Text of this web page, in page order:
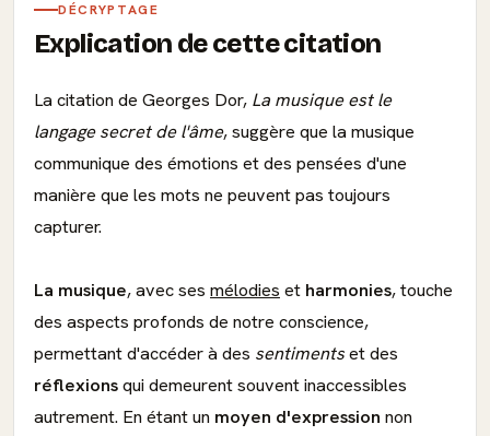
DÉCRYPTAGE
Explication de cette citation
La citation de Georges Dor, La musique est le
langage secret de l'âme, suggère que la musique
communique des émotions et des pensées d'une
manière que les mots ne peuvent pas toujours
capturer.
La musique, avec ses mélodies et harmonies, touche
des aspects profonds de notre conscience,
permettant d'accéder à des sentimentset des
réflexionsqui demeurent souvent inaccessibles
autrement. En étant un moyen d'expression non